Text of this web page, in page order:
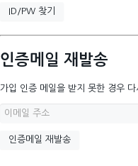
인증메일 재발송
가입 인증 메일을 받지 못한 경우 다